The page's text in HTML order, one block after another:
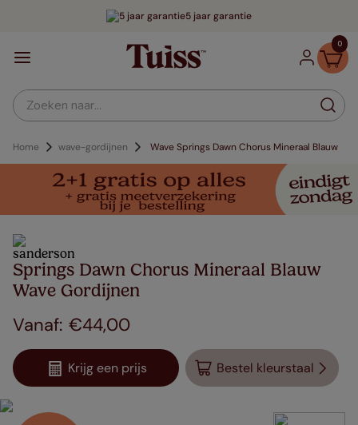
5 jaar garantie
0
Zoeken naar...
Home wave-gordijnen Wave Springs Dawn Chorus Mineraal Blauw
Springs Dawn Chorus Mineraal Blauw
Wave Gordijnen
€44,00
Krijg een prijs Bestel kleurstaal